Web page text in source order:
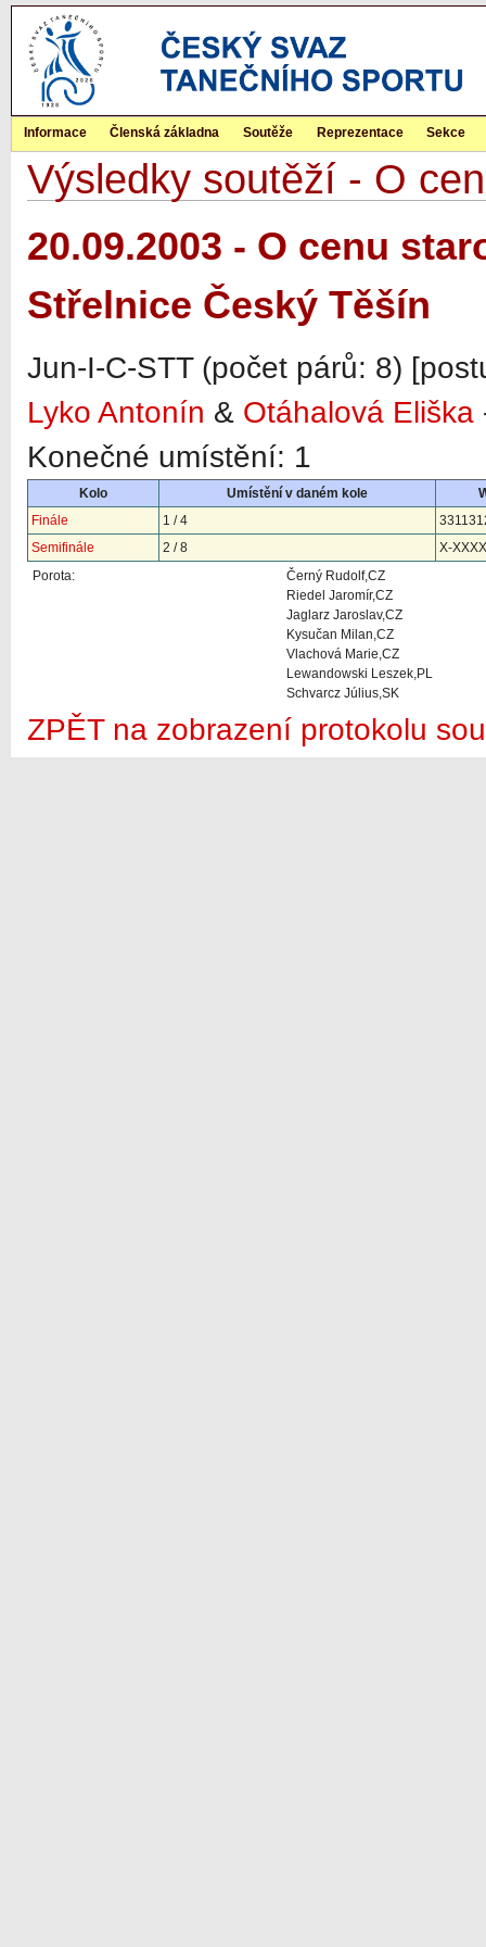
Informace Členská základna Soutěže Reprezentace Sekce
Výsledky soutěží - O
20.09.2003 - O cenu
Střelnice Český Těšín
Jun-I-C-STT (počet párů: 8)
Lyko Antonín & Otáhalová Eliška
Konečné umístění: 1
Kolo Umístění v daném kole
Finále
1 / 4
Semifinále
2 / 8
X-
Porota:
Černý Rudolf,CZ
Riedel Jaromír,CZ
Jaglarz Jaroslav,CZ
Kysučan Milan,CZ
Vlachová Marie,CZ
Lewandowski Leszek,PL
Schvarcz Július,SK
ZPĚT na zobrazení protokolu